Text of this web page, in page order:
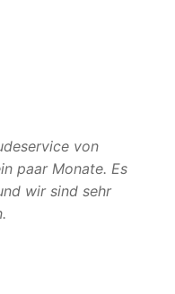
von
paar Monate. Es
wir sind sehr